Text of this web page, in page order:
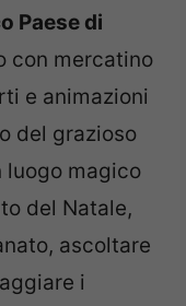
Paese di
con mercatino
e animazioni
del grazioso
luogo magico
del Natale,
ascoltare
i